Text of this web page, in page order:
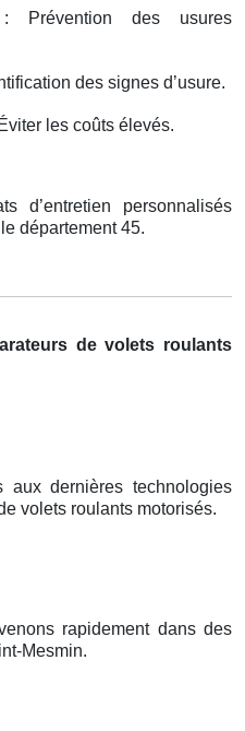
Prévention des usures
des signes d’usure.
les coûts élevés.
d’entretien personnalisés
département 45.
de volets roulants
aux dernières technologies
volets roulants motorisés.
rapidement dans des
Mesmin.